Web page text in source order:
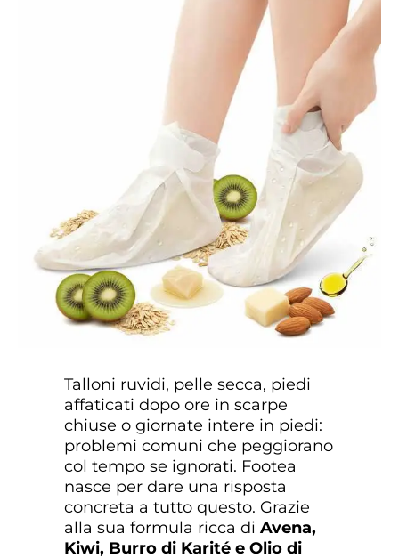
Talloni ruvidi, pelle secca, piedi
affaticati dopo ore in scarpe
chiuse o giornate intere in piedi:
problemi comuni che peggiorano
col tempo se ignorati. Footea
nasce per dare una risposta
concreta a tutto questo. Grazie
alla sua formula ricca di Avena,
Kiwi, Burro di Karité e Olio di